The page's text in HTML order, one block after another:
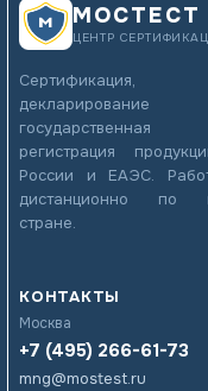
МОСТЕСТ
ЦЕНТР
Сертификация,
государственная
регистрация
России и ЕАЭС.
дистанционно по
стране.
КОНТАКТЫ
Москва
+7 (495) 266-61-73
mng@mostest.ru